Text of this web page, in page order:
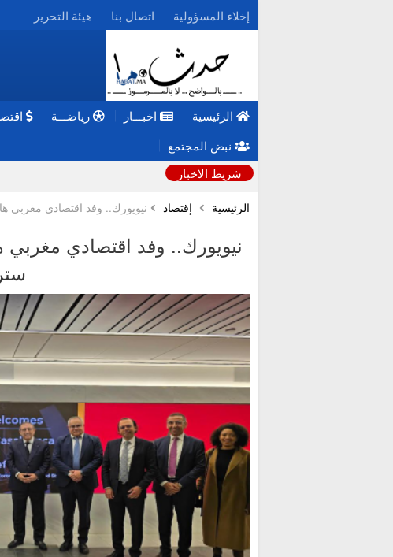
إخلاء المسؤولية اتصال بنا هيئة التحرير
الرئيسية اخبـــار رياضـــة
نبض المجتمع
شريط الاخبار
الرئيسية إقتصاد نيويورك.. وفد اقتصادي مغربي
نيويورك.. وفد اقتصادي